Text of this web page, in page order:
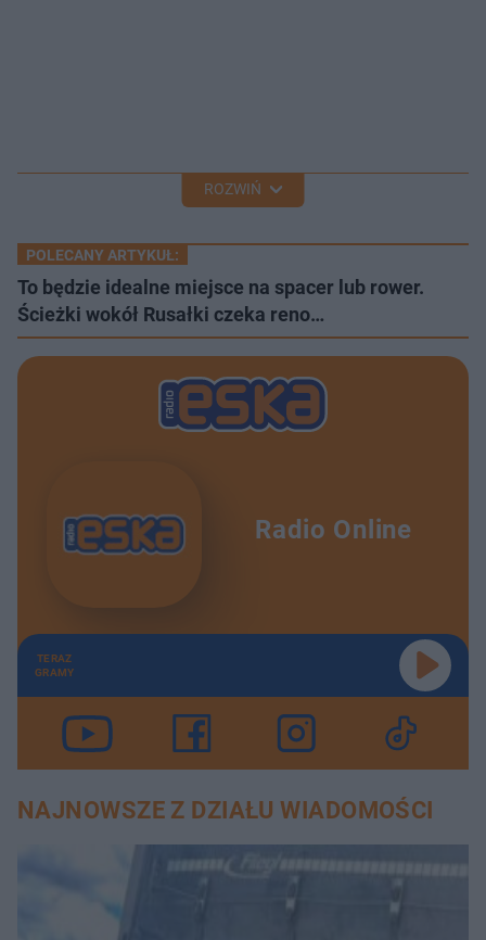
ROZWIŃ
POLECANY ARTYKUŁ:
To będzie idealne miejsce na spacer lub rower.
Ścieżki wokół Rusałki czeka reno…
Radio Online
TERAZ
GRAMY
NAJNOWSZE Z DZIAŁU WIADOMOŚCI